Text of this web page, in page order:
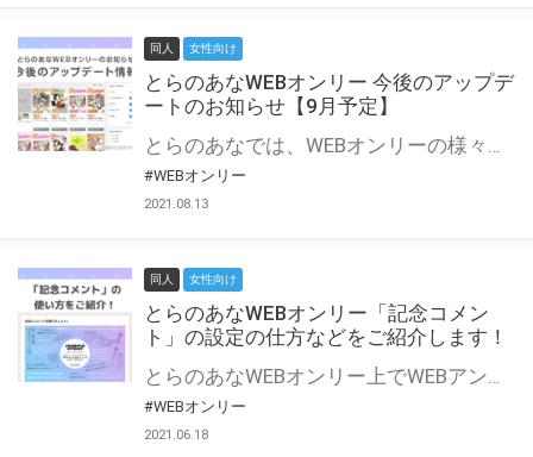
同人 女性向け
とらのあなWEBオンリー 今後のアップデ
ートのお知らせ【9月予定】
とらのあなでは、WEBオンリーの様々な支援を実施しています。 今回は2021年9月に実装を予定しているアップデート情報についてご紹介いたします。 とらのあなWEBオンリーサイトはこちら
#WEBオンリー
2021.08.13
同人 女性向け
とらのあなWEBオンリー「記念コメン
ト」の設定の仕方などをご紹介します！
とらのあなWEBオンリー上でWEBアンソロジーが作成できる「記念コメント」について、その使い方や作成手順を解説します！ 支援タイプを「サークル参加型」「サークル参加型・マルシェ(イベント会場)機能付き」でお申し込みいただいている主催者様はぜひご活用ください♪ とらのあなWEBオンリーサイトはこちら
#WEBオンリー
2021.06.18